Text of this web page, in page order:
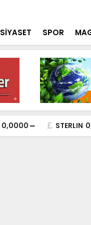
SİYASET SPOR
0,0000 STERLIN